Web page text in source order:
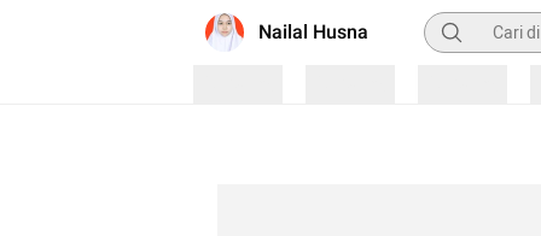
Nailal Husna Pencarian